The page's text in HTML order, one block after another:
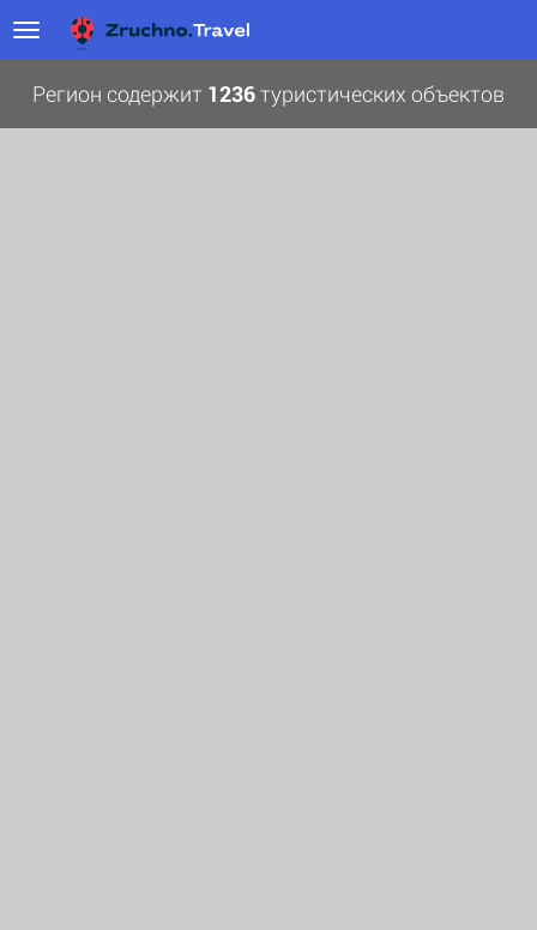
Регион содержит 1236туристических объектов